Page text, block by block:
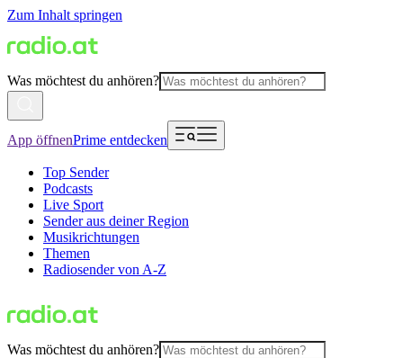
Zum Inhalt springen
Was möchtest du anhören?
App öffnenPrime entdecken
Top Sender
Podcasts
Live Sport
Sender aus deiner Region
Musikrichtungen
Themen
Radiosender von A-Z
Was möchtest du anhören?